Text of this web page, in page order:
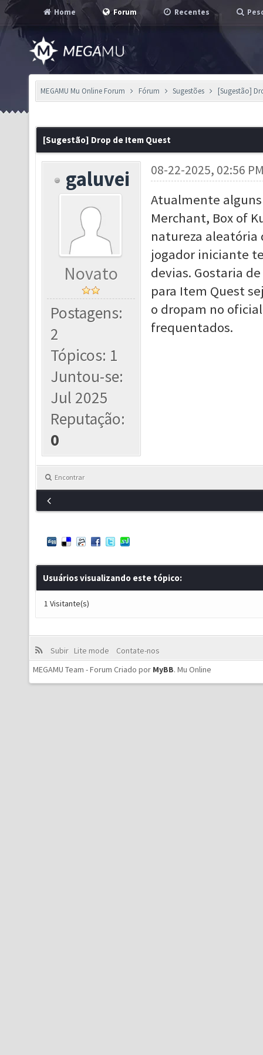
Home Forum Recentes
MEGAMU Mu Online Forum Fórum Sugestões [Sugestão]
[Sugestão] Drop de Item Quest
galuvei
Novato
Postagens:
2
Tópicos: 1
Juntou-se:
Jul 2025
Reputação:
0
08-22-2025, 02:56
Atualmente
Merchant, Box of
natureza aleatória
jogador iniciante
devias. Gostaria
para Item Quest
o dropam no
frequentados.
Encontrar
Usuários visualizando este tópico:
1 Visitante(s)
Subir Lite mode
Contate-nos
MEGAMU Team - Forum Criado por MyBB. Mu Online